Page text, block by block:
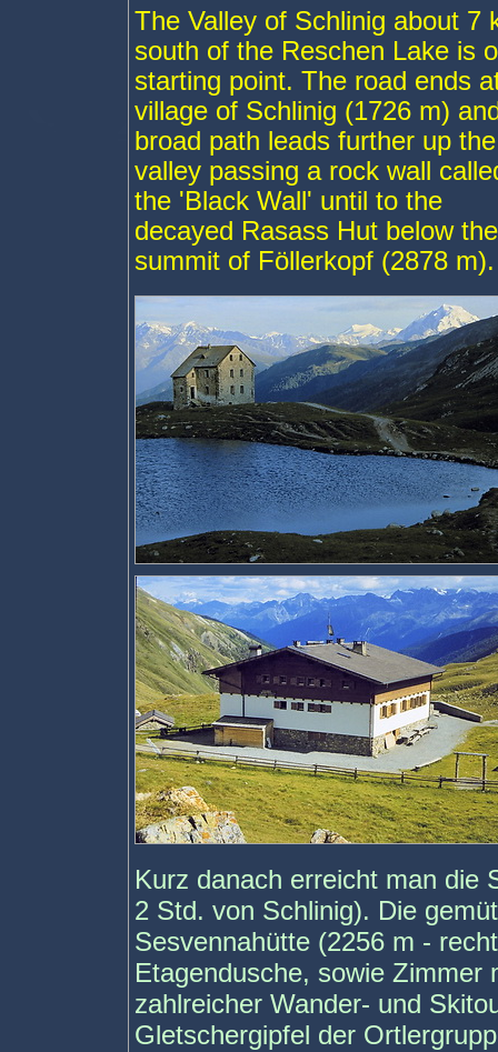
The Valley of Schlinig about 7
south of the Reschen Lake is
starting point. The road ends
village of Schlinig (1726 m)
broad path leads further up the
valley passing a rock wall
the 'Black Wall' until to the
decayed Rasass Hut below the
summit of Föllerkopf (2878 m).
Kurz danach erreicht man die
2 Std. von Schlinig). Die
Sesvennahütte (2256 m -
Etagendusche, sowie Zimmer
zahlreicher Wander- und
Gletschergipfel der